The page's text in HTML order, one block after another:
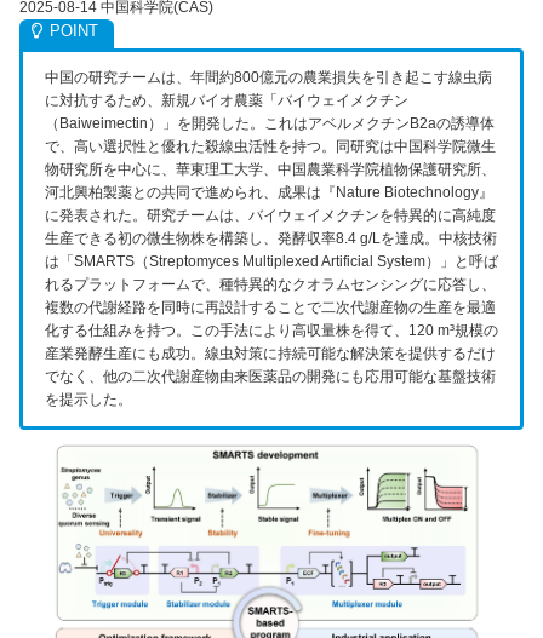
2025-08-14 中国科学院(CAS)
中国の研究チームは、年間約800億元の農業損失を引き起こす線虫病
に対抗するため、新規バイオ農薬「バイウェイメクチン
（Baiweimectin）」を開発した。これはアベルメクチンB2aの誘導体
で、高い選択性と優れた殺線虫活性を持つ。同研究は中国科学院微生
物研究所を中心に、華東理工大学、中国農業科学院植物保護研究所、
河北興柏製薬との共同で進められ、成果は『Nature Biotechnology』
に発表された。研究チームは、バイウェイメクチンを特異的に高純度
生産できる初の微生物株を構築し、発酵収率8.4 g/Lを達成。中核技術
は「SMARTS（Streptomyces Multiplexed Artificial System）」と呼ば
れるプラットフォームで、種特異的なクオラムセンシングに応答し、
複数の代謝経路を同時に再設計することで二次代謝産物の生産を最適
化する仕組みを持つ。この手法により高収量株を得て、120 m³規模の
産業発酵生産にも成功。線虫対策に持続可能な解決策を提供するだけ
でなく、他の二次代謝産物由来医薬品の開発にも応用可能な基盤技術
を提示した。